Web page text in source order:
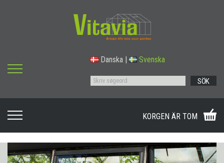
Danska Svenska
SÖK
KORGEN ÄR TOM